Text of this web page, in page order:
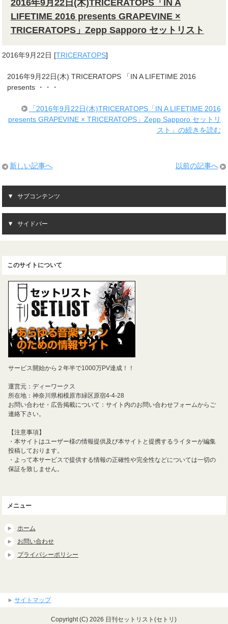
2016年9月22日(木)TRICERATOPS「IN A
LIFETIME 2016 presents GRAPEVINE ×
TRICERATOPS」Zepp Sapporo セットリスト
2016年9月22日 [TRICERATOPS]
2016年9月22日(木) TRICERATOPS 「IN A LIFETIME 2016
presents ・・・
「2016年9月22日(木)TRICERATOPS「IN A LIFETIME 2016
presents GRAPEVINE × TRICERATOPS」Zepp Sapporo セットリ
スト」の続きを読む
以前の記事へ
新しい記事へ
サブコンテンツ
サイドバー
このサイトについて
サービス開始から２年半で1000万PV達成！！
運営元：ディーワークス
所在地：神奈川県相模原市緑区原宿4-4-28
お問い合わせ・広告掲載について：サイト内のお問い合わせフォームからご
連絡下さい。
【注意事項】
・本サイトはユーザー様の情報提供及び本サイトと提携するライターが編集
投稿しております。
・よって本サービスで提供する情報の正確性や完全性などについては一切の
保証を致しません。
メニュー
ホーム
お問い合わせ
プライバシーポリシー
サイトマップ
Copyright (C) 2026 日刊セットリスト(セトリ)